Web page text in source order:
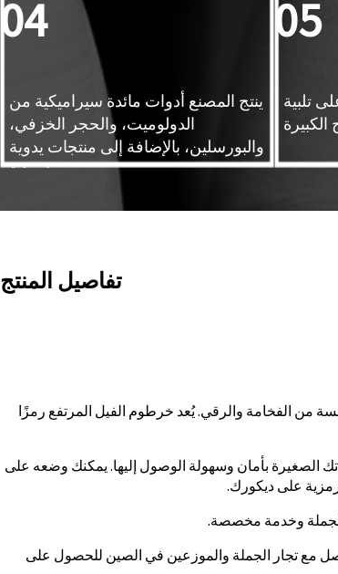
04
ينتج المصنع أدوات مائدة سيراميكية من
الدولوميت، والحجر الخزفي،
والبورسلين، بالإضافة إلى منتجات يدوية
سيراميكية.
05
تلبية
تفاصيل المنتج
من الفخامة والرقي. يُعد خرطوم الفيل المرتفع رمزًا
الصغيرة بأمان وسهولة الوصول إليها. يمكنك وضعه على
على ديكورك.
مع تجار الجملة والموزعين في الصين للحصول على